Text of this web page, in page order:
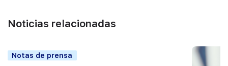
Noticias relacionadas
Notas de prensa